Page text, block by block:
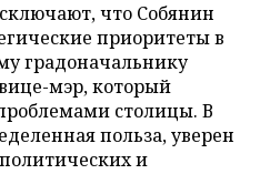
что Собянин
приоритеты в
градоначальнику
мэр, который
столицы. В
польза, уверен
и